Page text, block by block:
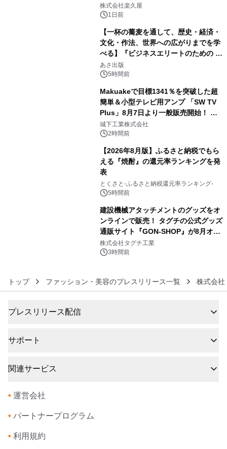
メニューを提供
株式会社楽久屋
1日前
【一杯の蕎麦を通して、歴史・経済・
文化・作法、世界への広がりまでを学
べる】『ビジネスエリートのための 教
養としての蕎麦』2026年8月25日
（火）発売
あさ出版
5時間前
Makuakeで目標1341％を突破した超
簡単＆小型テレビ用アンプ 「SW TV
Plus」8月7日より一般販売開始！ ケ
ーブル1本つなぐだけ、テレビの音が
ぐっと豊かに
城下工業株式会社
2時間前
【2026年8月版】ふるさと納税でもら
える『焼酎』の還元率ランキングを発
表
とくさと-ふるさと納税還元率ランキング-
5時間前
建設機械アタッチメントのグッズをオ
ンラインで販売！ タグチの公式グッズ
通販サイト『GON-SHOP』が8月オー
プン
株式会社タグチ工業
3時間前
トップ ファッション・美容のプレスリリース一覧 株式会
プレスリリース配信
サポート
関連サービス
• 運営会社
• パートナープログラム
• 利用規約